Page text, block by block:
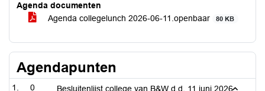
Agenda documenten
Agenda collegelunch 2026-06-11.openbaar
80 KB
Agendapunten
0 Besluitenlijst college van B&W d.d. 11 juni 2026